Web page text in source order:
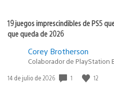
19 juegos imprescindibles de PS5
que queda de 2026
Corey Brotherson
Colaborador de PlayStation
Fecha
14 de julio de 2026 1 12